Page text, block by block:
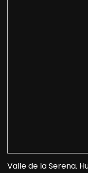
Valle de la Serena.